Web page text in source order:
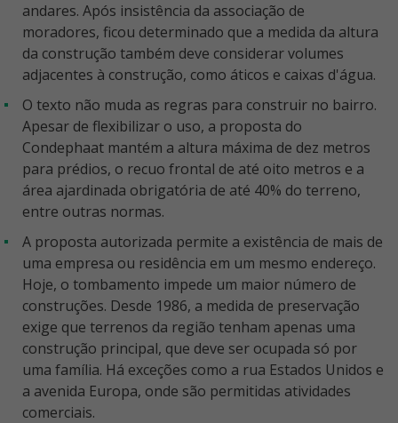
andares. Após insistência da associação de
moradores, ficou determinado que a medida da altura
da construção também deve considerar volumes
adjacentes à construção, como áticos e caixas d'água.
O texto não muda as regras para construir no bairro.
Apesar de flexibilizar o uso, a proposta do
Condephaat mantém a altura máxima de dez metros
para prédios, o recuo frontal de até oito metros e a
área ajardinada obrigatória de até 40% do terreno,
entre outras normas.
A proposta autorizada permite a existência de mais de
uma empresa ou residência em um mesmo endereço.
Hoje, o tombamento impede um maior número de
construções. Desde 1986, a medida de preservação
exige que terrenos da região tenham apenas uma
construção principal, que deve ser ocupada só por
uma família. Há exceções como a rua Estados Unidos e
a avenida Europa, onde são permitidas atividades
comerciais.